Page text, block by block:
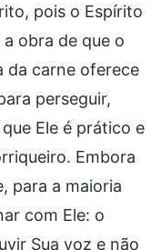
pois o Espírito
obra de que o
da carne oferece
perseguir,
Ele é prático e
Embora
para a maioria
com Ele: o
Sua voz e não